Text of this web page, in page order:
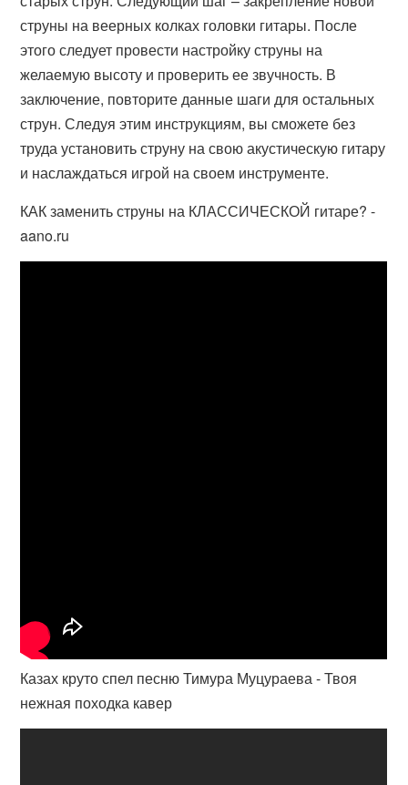
струны на веерных колках головки гитары. После
этого следует провести настройку струны на
желаемую высоту и проверить ее звучность. В
заключение, повторите данные шаги для остальных
струн. Следуя этим инструкциям, вы сможете без
труда установить струну на свою акустическую гитару
и наслаждаться игрой на своем инструменте.
КАК заменить струны на КЛАССИЧЕСКОЙ гитаре? -
aano.ru
Казах круто спел песню Тимура Муцураева - Твоя
нежная походка кавер